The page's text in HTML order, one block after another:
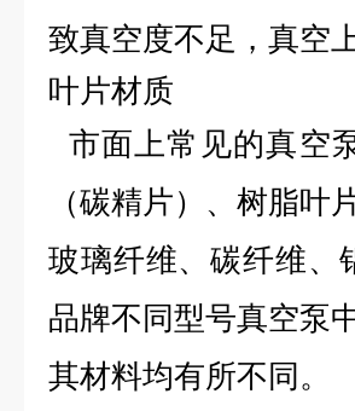
致真空度不足，真空
叶片材质
市面上常见的真空
（碳精片）、树脂叶片
玻璃纤维、碳纤维、
品牌不同型号真空泵
其材料均有所不同。